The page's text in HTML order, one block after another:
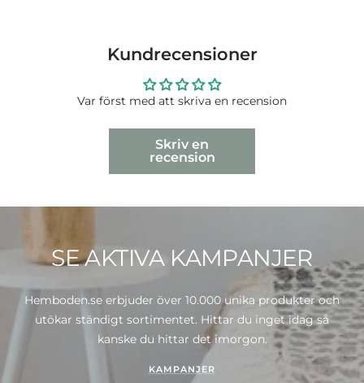
Kundrecensioner
Var först med att skriva en recension
Skriv en
recension
SE AKTIVA KAMPANJER
Hemboden.se erbjuder över 10.000 unika produkter och
utökar ständigt sortimentet. Hittar du inget idag så
kanske du hittar det imorgon.
KAMPANJER